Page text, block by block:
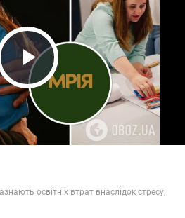
Play Video